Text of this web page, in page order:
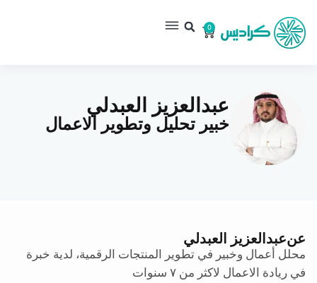
0
عبدالعزيز العبدلي
خبير تحليل وتطوير الاعمال
عنعبدالعزيز العبدلي
محلل أعمال وخبير في تطوير المنتجات الرقمية، لدية خبرة
في ريادة الاعمال لاكثر من ٧ سنوات